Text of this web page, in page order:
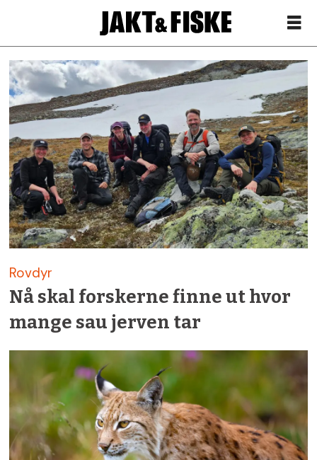
Siste
nytt
om
jerv
–
Jakt
&
Fiske
Rovdyr
Nå skal forskerne finne ut hvor
mange sau jerven tar